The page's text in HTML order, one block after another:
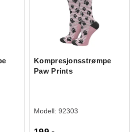
Kompresjonsstrømpe
Paw Prints
Modell: 92303